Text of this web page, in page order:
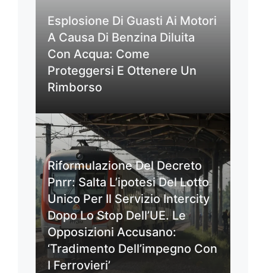
Esplosione Di Guasti Ai Motori
A Causa Di Benzina Diluita
Con Acqua: Come
Proteggersi E Ottenere Un
Rimborso
Riformulazione Del Decreto
Pnrr: Salta L’ipotesi Del Lotto
Unico Per Il Servizio Intercity
Dopo Lo Stop Dell’UE. Le
Opposizioni Accusano:
‘Tradimento Dell’impegno Con
I Ferrovieri’